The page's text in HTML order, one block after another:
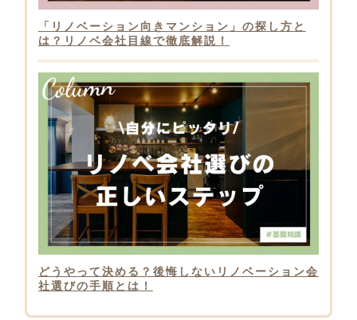
「リノベーション向きマンション」の探し方と
は？リノベ会社目線で徹底解説！
どうやって決める？後悔しないリノベーション会
社選びの手順とは！